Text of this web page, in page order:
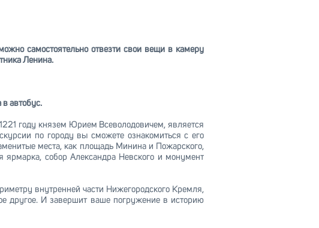
самостоятельно отвезти свои вещи в камеру
Ленина.
автобус.
году князем Юрием Всеволодовичем, является
по городу вы сможете ознакомиться с его
места, как площадь Минина и Пожарского,
собор Александра Невского и монумент
внутренней части Нижегородского Кремля,
другое. И завершит ваше погружение в историю